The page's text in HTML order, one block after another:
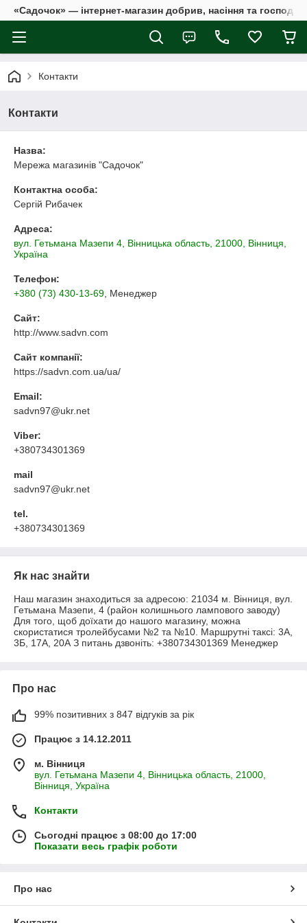
«Садочок» — інтернет-магазин добрив, насіння та
Контакти
Контакти
Назва:
Мережа магазинів "Садочок"
Контактна особа:
Сергій Рибачек
Адреса:
вул. Гетьмана Мазепи 4, Вінницька область, 21000, Вінниця,
Україна
Телефон:
+380 (73) 430-13-69 , Менеджер
Сайт:
http://www.sadvn.com
Сайт компанії:
https://sadvn.com.ua/ua/
Email:
sadvn97@ukr.net
Viber:
+380734301369
mail
sadvn97@ukr.net
tel.
+380734301369
Як нас знайти
Наш магазин знаходиться за адресою: 21034 м. Вінниця, вул.
Гетьмана Мазепи, 4 (район колишнього лампового заводу)
Для того, щоб доїхати до нашого магазину, можна
скористатися тролейбусами №2 та №10. Маршрутні таксі: 3А,
3Б, 17А, 20А З питань дзвоніть: +380734301369 Менеджер
Про нас
99% позитивних з 847 відгуків за рік
Працює з 14.12.2011
м. Вінниця
вул. Гетьмана Мазепи 4, Вінницька область, 21000,
Вінниця, Україна
Контакти
Сьогодні працює з 08:00 до 17:00
Показати весь графік роботи
Про нас